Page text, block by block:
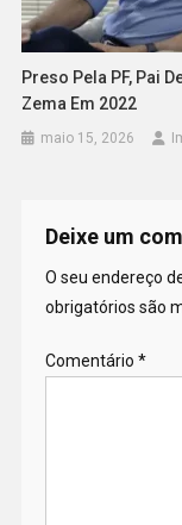
Preso Pela PF, Pai
Zema Em 2022
maio 15, 2026
Deixe um
O seu endereço
obrigatórios são
Comentário *